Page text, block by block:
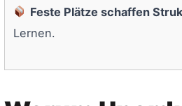
Feste Plätze schaffen
Lernen.